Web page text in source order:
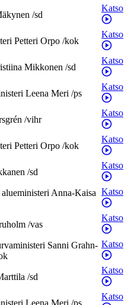
/sd
Katso
Petteri Orpo /kok
Katso
Mikkonen /sd
Katso
Leena Meri /ps
Katso
/vihr
Katso
Petteri Orpo /kok
Katso
/sd
Katso
Anna-Kaisa Katso
/vas
Katso
Sanni Grahn- Katso
/sd
Katso
Katso